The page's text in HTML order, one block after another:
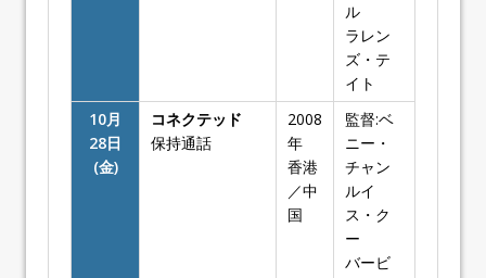
ル
ラレン
ズ・テ
イト
10月
28日
(金)
コネクテッド
保持通話
2008
年
香港
／中
国
監督:ベ
ニー・
チャン
ルイ
ス・ク
ー
バービ